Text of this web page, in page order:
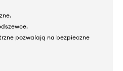
pozwalają na bezpieczne